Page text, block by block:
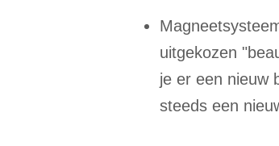
uitgekozen
je er een nieuw
steeds een